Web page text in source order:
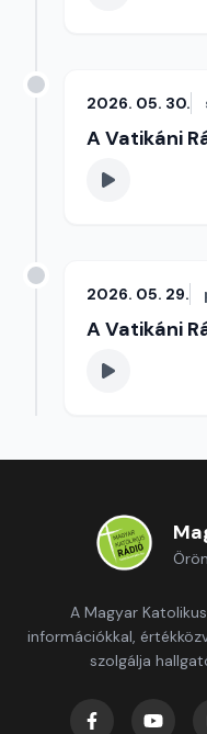
2026. 05. 30.
A Vatikáni
2026. 05. 29.
A Vatikáni
A Magyar
információkkal,
szolgálja